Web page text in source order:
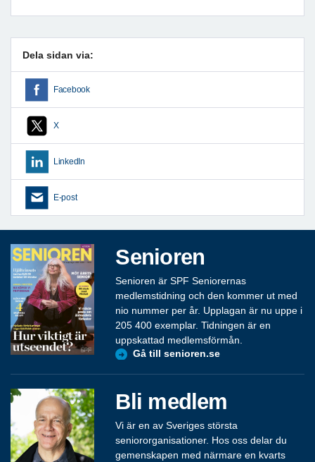
Dela sidan via:
Facebook
X
LinkedIn
E-post
Senioren
Senioren är SPF Seniorernas
medlemstidning och den kommer ut med
nio nummer per år. Upplagan är nu uppe i
205 400 exemplar. Tidningen är en
uppskattad medlemsförmån.
Gå till senioren.se
Bli medlem
Vi är en av Sveriges största
seniororganisationer. Hos oss delar du
gemenskapen med närmare en kvarts